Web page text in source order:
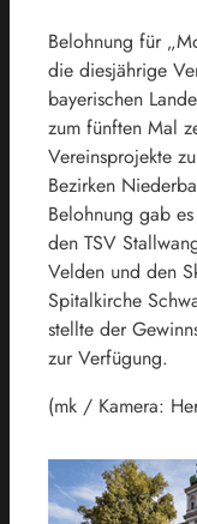
Belohnung für
die diesjährige
bayerischen
zum fünften Mal
Vereinsprojekte
Bezirken
Belohnung gab
den TSV
Velden und den
Spitalkirche
stellte der
zur Verfügung.
(mk / Kamera: